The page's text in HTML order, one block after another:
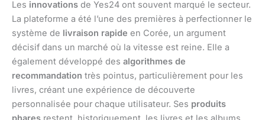
Les innovations de Yes24 ont souvent marqué le secteur.
La plateforme a été l’une des premières à perfectionner le
système de livraison rapide en Corée, un argument
décisif dans un marché où la vitesse est reine. Elle a
également développé des algorithmes de
recommandation très pointus, particulièrement pour les
livres, créant une expérience de découverte
personnalisée pour chaque utilisateur. Ses produits